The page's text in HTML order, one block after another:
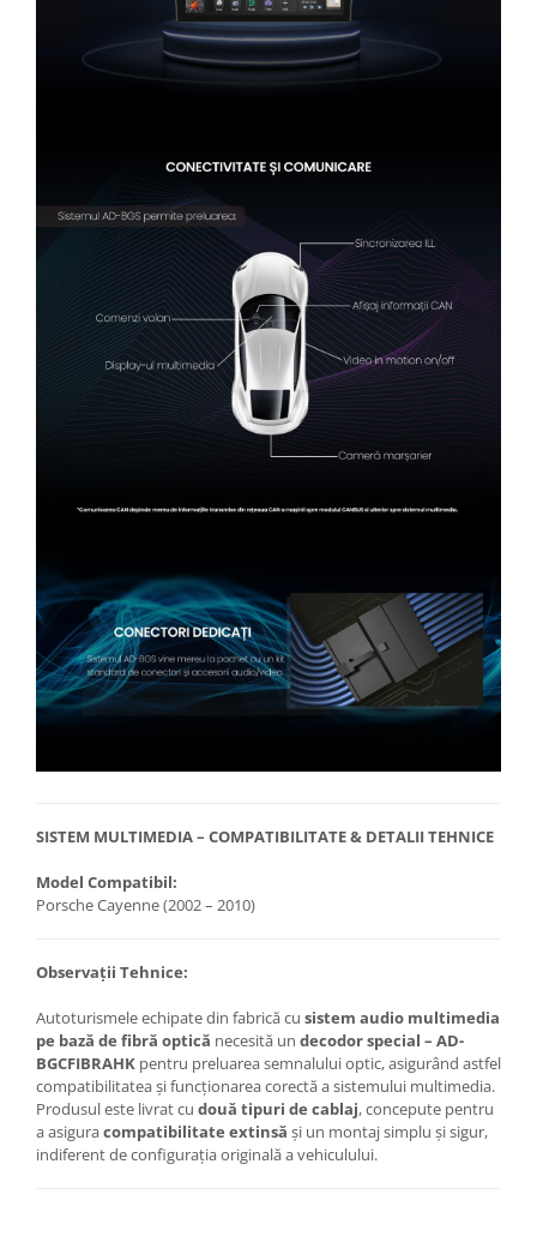
SISTEM MULTIMEDIA – COMPATIBILITATE & DETALII TEHNICE
Model Compatibil:
Porsche Cayenne (2002 – 2010)
Observații Tehnice:
Autoturismele echipate din fabrică cu sistem audio multimedia
pe bază de fibră optică necesită un decodor special – AD-
BGCFIBRAHK pentru preluarea semnalului optic, asigurând astfel
compatibilitatea și funcționarea corectă a sistemului multimedia.
Produsul este livrat cu două tipuri de cablaj, concepute pentru
a asiguracompatibilitate extinsă și un montaj simplu și sigur,
indiferent de configurația originală a vehiculului.